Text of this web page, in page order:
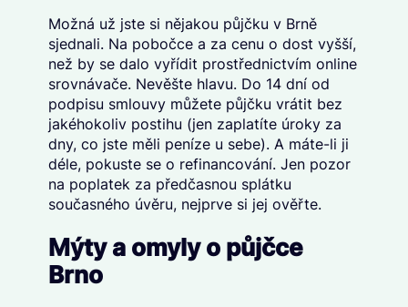
Možná už jste si nějakou půjčku v Brně
sjednali. Na pobočce a za cenu o dost vyšší,
než by se dalo vyřídit prostřednictvím online
srovnávače. Nevěšte hlavu. Do 14 dní od
podpisu smlouvy můžete půjčku vrátit bez
jakéhokoliv postihu (jen zaplatíte úroky za
dny, co jste měli peníze u sebe). A máte-li ji
déle, pokuste se o refinancování. Jen pozor
na poplatek za předčasnou splátku
současného úvěru, nejprve si jej ověřte.
Mýty a omyly o půjčce
Brno